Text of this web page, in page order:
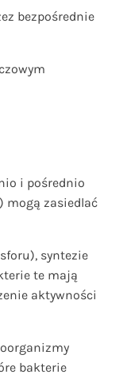
bezpośrednie
i pośrednio
mogą zasiedlać
syntezie
te mają
aktywności
bakterie